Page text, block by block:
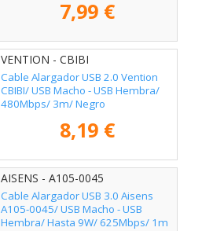
7,99 €
VENTION - CBIBI
Cable Alargador USB 2.0 Vention
CBIBI/ USB Macho - USB Hembra/
480Mbps/ 3m/ Negro
8,19 €
AISENS - A105-0045
Cable Alargador USB 3.0 Aisens
A105-0045/ USB Macho - USB
Hembra/ Hasta 9W/ 625Mbps/ 1m